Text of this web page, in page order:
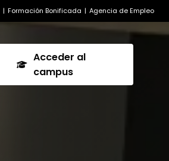
| Formación Bonificada | Agencia de Empleo
Acceder al
campus